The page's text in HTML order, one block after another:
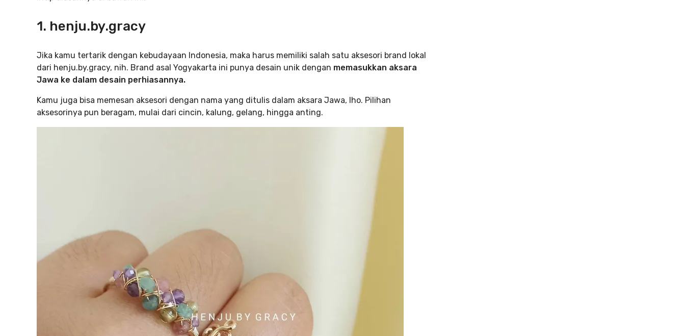
1. henju.by.gracy
Jika kamu tertarik dengan kebudayaan Indonesia, maka harus memiliki salah satu aksesori brand lokal
dari henju.by.gracy, nih. Brand asal Yogyakarta ini punya desain unik dengan memasukkan aksara
Jawa ke dalam desain perhiasannya.
Kamu juga bisa memesan aksesori dengan nama yang ditulis dalam aksara Jawa, lho. Pilihan
aksesorinya pun beragam, mulai dari cincin, kalung, gelang, hingga anting.